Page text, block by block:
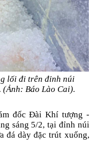
lối đi trên đỉnh núi
(Ảnh: Báo Lào Cai).
đốc Đài Khí tượng -
sáng 5/2, tại đỉnh núi
đá dày đặc trút xuống,